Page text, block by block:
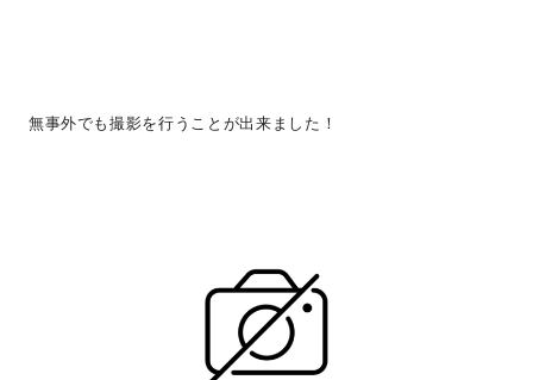
無事外でも撮影を行うことが出来ました！